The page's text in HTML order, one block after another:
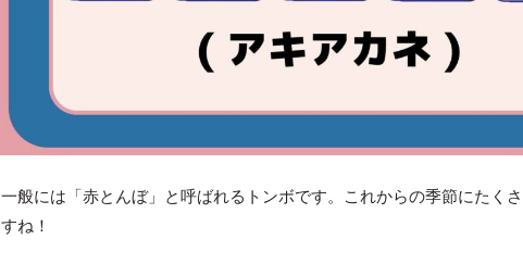
一般には「赤とんぼ」と呼ばれるトンボです。これからの季節にたく
すね！